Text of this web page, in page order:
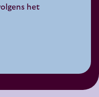
het